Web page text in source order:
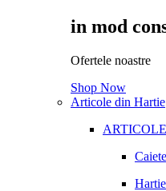
in mod
Ofertele noastre
Shop Now
Articole din Hartie